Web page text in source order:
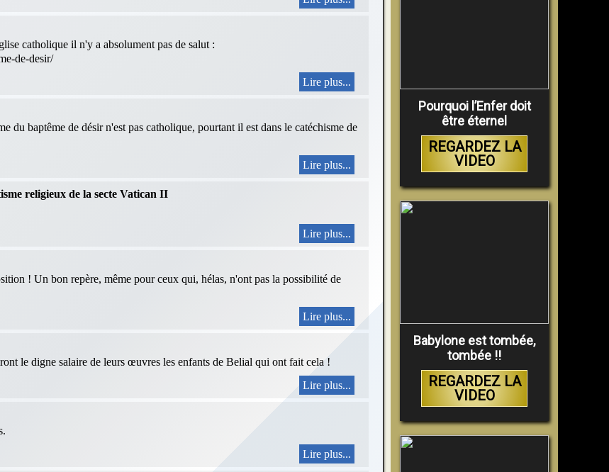
catholique il n'y a absolument pas de salut :
de-desir/
Lire plus...
du baptême de désir n'est pas catholique, pourtant il est dans le catéchisme de
Lire plus...
religieux de la secte Vatican II
Lire plus...
! Un bon repère, même pour ceux qui, hélas, n'ont pas la possibilité de
Lire plus...
le digne salaire de leurs œuvres les enfants de Belial qui ont fait cela !
Lire plus...
Lire plus...
Pourquoi l’Enfer doit
être éternel
REGARDEZ LA
VIDEO
Babylone est tombée,
tombée !!
REGARDEZ LA
VIDEO